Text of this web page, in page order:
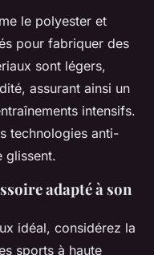
le polyester et
pour fabriquer des
sont légers,
assurant ainsi un
intensifs.
technologies anti-
glissent.
adapté à son
idéal, considérez la
sports à haute